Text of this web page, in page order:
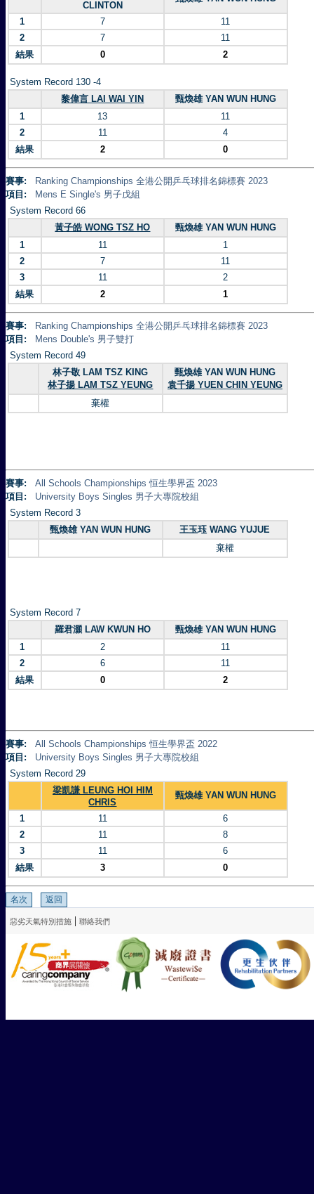
CLINTON
1 7
11
2
7
11
結果
0 2
System Record 130 -4
黎偉言 LAI WAI YIN
甄煥雄 YAN WUN HUNG
1
13
11
2
11
4
結果
2 0
賽事:
Ranking Championships 全港公開乒乓球排名錦標賽 2023
項目:
Mens E Single's 男子戊組
System Record 66
黃子皓 WONG TSZ HO
甄煥雄 YAN WUN HUNG
1
11
1
2
7
11
3
11
2
結果
2 1
賽事:
Ranking Championships 全港公開乒乓球排名錦標賽 2023
項目:
Mens Double's 男子雙打
System Record 49
林子敬 LAM TSZ KING
林子揚 LAM TSZ YEUNG
甄煥雄 YAN WUN HUNG
袁千揚 YUEN CHIN YEUNG
棄權
賽事:
All Schools Championships 恒生學界盃 2023
項目:
University Boys Singles 男子大專院校組
System Record 3
甄煥雄 YAN WUN HUNG
王玉珏 WANG YUJUE
棄權
System Record 7
羅君灝 LAW KWUN HO
甄煥雄 YAN WUN HUNG
1
2
11
2
6
11
結果
0 2
賽事:
All Schools Championships 恒生學界盃 2022
項目:
University Boys Singles 男子大專院校組
System Record 29
梁凱謙 LEUNG HOI HIM
CHRIS
甄煥雄 YAN WUN HUNG
1 11
6
2
11
8
3
11
6
結果
3 0